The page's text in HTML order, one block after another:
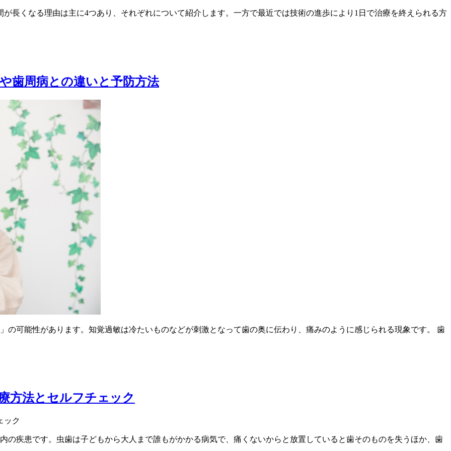
長くなる理由は主に4つあり、それぞれについて紹介します。一方で最近では技術の進歩により1日で治療を終えられる方
歯周病との違いと予防方法
可能性があります。知覚過敏は冷たいものなどが刺激となって歯の奥に伝わり、痛みのように感じられる現象です。 歯
方法とセルフチェック
疾患です。虫歯は子どもから大人まで誰もがかかる病気で、痛くないからと放置していると歯そのものを失うほか、歯